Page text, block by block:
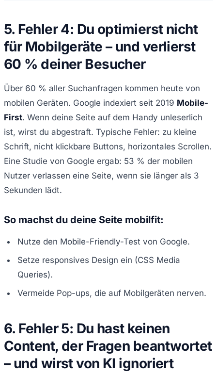
5. Fehler 4: Du optimierst nicht
für Mobilgeräte – und verlierst
60 % deiner Besucher
Über 60 % aller Suchanfragen kommen heute von
mobilen Geräten. Google indexiert seit 2019 Mobile-
First. Wenn deine Seite auf dem Handy unleserlich
ist, wirst du abgestraft. Typische Fehler: zu kleine
Schrift, nicht klickbare Buttons, horizontales Scrollen.
Eine Studie von Google ergab: 53 % der mobilen
Nutzer verlassen eine Seite, wenn sie länger als 3
Sekunden lädt.
So machst du deine Seite mobilfit:
Nutze den Mobile-Friendly-Test von Google.
Setze responsives Design ein (CSS Media
Queries).
Vermeide Pop-ups, die auf Mobilgeräten nerven.
6. Fehler 5: Du hast keinen
Content, der Fragen beantwortet
– und wirst von KI ignoriert